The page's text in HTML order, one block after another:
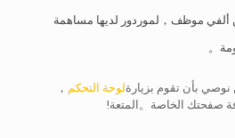
ألفي موظف，لموردور لديها مساهمة
。
بأن تقوم بزيارةلوحة التحكم ，
صفحتك الخاصة。المتعة!